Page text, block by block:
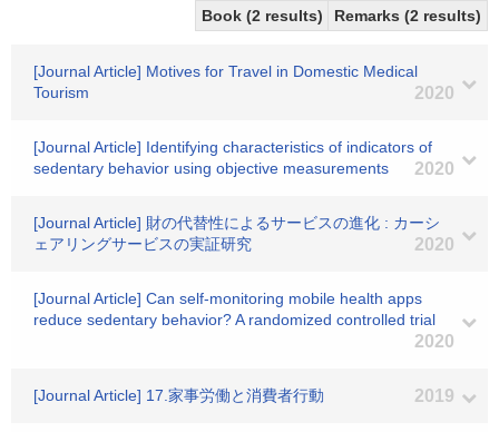
Book (2 results)
Remarks (2 results)
[Journal Article] Motives for Travel in Domestic Medical
Tourism
2020
[Journal Article] Identifying characteristics of indicators of
sedentary behavior using objective measurements
2020
[Journal Article] 財の代替性によるサービスの進化 : カーシ
ェアリングサービスの実証研究
2020
[Journal Article] Can self-monitoring mobile health apps
reduce sedentary behavior? A randomized controlled trial
2020
[Journal Article] 17.家事労働と消費者行動 2019